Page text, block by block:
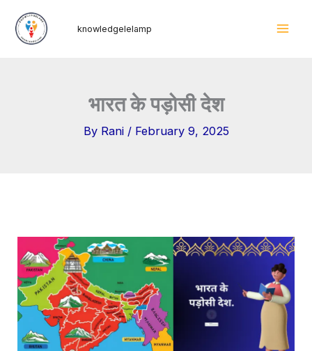
knowledgelelamp
भारत के पड़ोसी देश
By Rani / February 9, 2025